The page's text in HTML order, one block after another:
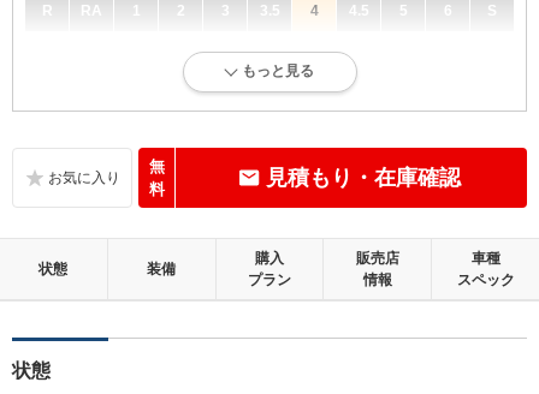
R RA 1 2 3 3.5 4 4.5 5 6 S
キズ、へこみが少なく、全体的に良好な状態です。
いたみ、汚れなどは少なく、全体的に良好な状態です。
この中古車の「車両品質評価書」を見る
もっと見る
無
料
見積もり・在庫確認
状態 装備
購入
プラン
販売店
情報
車種
スペック
状態